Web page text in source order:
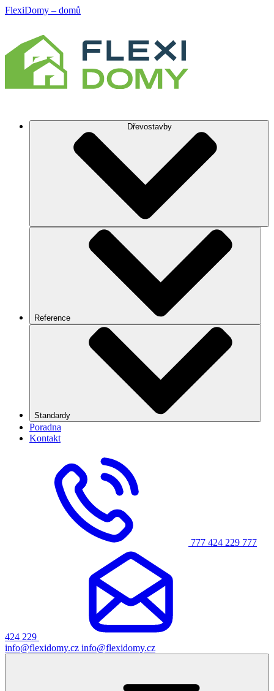
FlexiDomy – domů
Dřevostavby
Reference
Standardy
Poradna
Kontakt
777 424 229 777
424 229
info@flexidomy.cz info@flexidomy.cz